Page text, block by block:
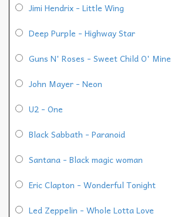
Jimi Hendrix - Little Wing
Deep Purple - Highway Star
Guns N' Roses - Sweet Child O' Mine
John Mayer - Neon
U2 - One
Black Sabbath - Paranoid
Santana - Black magic woman
Eric Clapton - Wonderful Tonight
Led Zeppelin - Whole Lotta Love